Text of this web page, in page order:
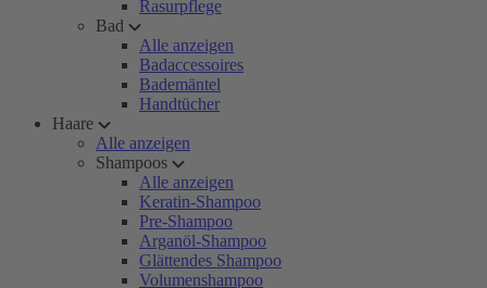
Rasurpflege
Bad
Alle anzeigen
Badaccessoires
Bademäntel
Handtücher
Haare
Alle anzeigen
Shampoos
Alle anzeigen
Keratin-Shampoo
Pre-Shampoo
Arganöl-Shampoo
Glättendes Shampoo
Volumenshampoo